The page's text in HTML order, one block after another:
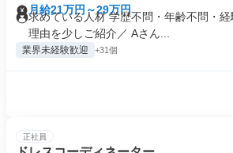
月給21万円～29万円
求めている人材 学歴不問・年齢不問・
理由を少しご紹介／ Aさん...
業界未経験歓迎 +31個
正社員